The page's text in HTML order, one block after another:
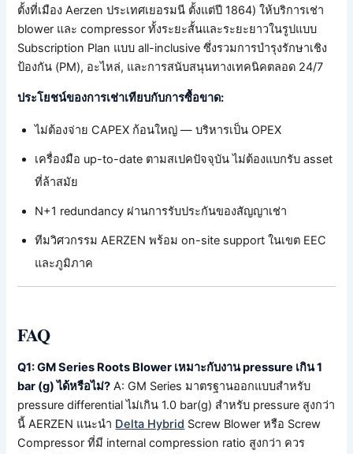
ตั้งที่เมือง Aerzen ประเทศเยอรมนี ตั้งแต่ปี 1864) ให้บริการเช่า
blower และ compressor ทั้งระยะสั้นและระยะยาวในรูปแบบ
Subscription Plan แบบ all-inclusive ซึ่งรวมการบำรุงรักษาเชิง
ป้องกัน (PM), อะไหล่, และการสนับสนุนทางเทคนิคตลอด 24/7
ประโยชน์ของการเช่าเทียบกับการซื้อขาด:
ไม่ต้องจ่าย CAPEX ก้อนใหญ่ — บริหารเป็น OPEX
เครื่องมือ up-to-date ตามสเปคปัจจุบัน ไม่ต้องแบกรับ asset
ที่ล้าสมัย
N+1 redundancy ผ่านการรับประกันของสัญญาเช่า
ทีมวิศวกรรม AERZEN พร้อม on-site support ในเขต EEC
และภูมิภาค
FAQ
Q1: GM Series Roots Blower เหมาะกับงาน pressure เกิน 1
bar (g) ได้หรือไม่? A: GM Series มาตรฐานออกแบบสำหรับ
pressure differential ไม่เกิน 1.0 bar(g) สำหรับ pressure สูงกว่า
นี้ AERZEN แนะนำ Delta Hybrid Screw Blower หรือ Screw
Compressor ที่มี internal compression ratio สูงกว่า ควร